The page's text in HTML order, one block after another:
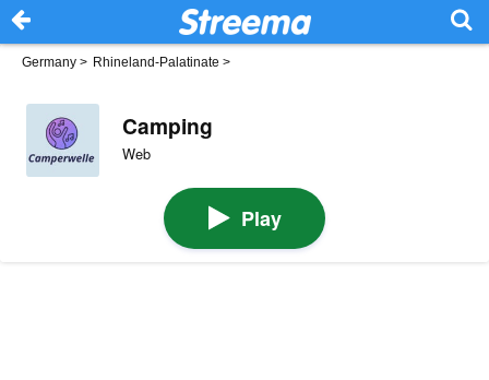
Germany > Rhineland-Palatinate >
Camping
Web
Play